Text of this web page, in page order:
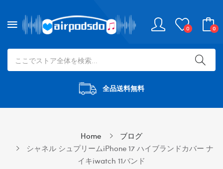
0 0
全品送料無料
Home
ブログ
シャネル シュプリームiPhone 17 ハイブランドカバー ナ
イキiwatch 11バンド